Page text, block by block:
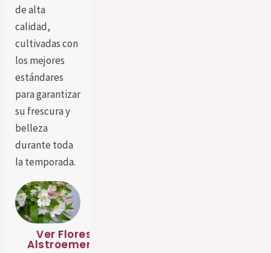
de alta
calidad,
cultivadas con
los mejores
estándares
para garantizar
su frescura y
belleza
durante toda
la temporada.
Ver Flores
Alstroemeria